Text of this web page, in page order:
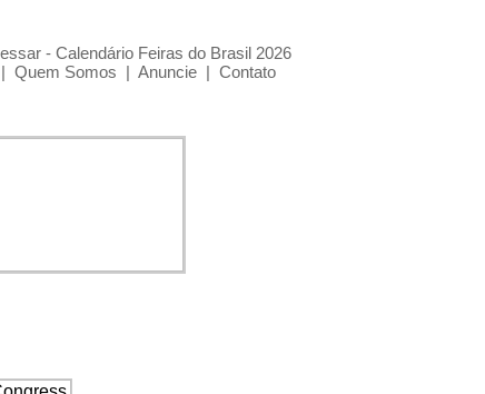
- Calendário Feiras do Brasil 2026
| Quem Somos | Anuncie | Contato